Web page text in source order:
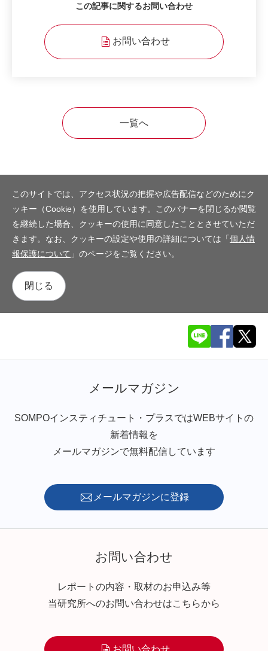
この記事に関するお問い合わせ
お問い合わせ
一覧へ
このサイトでは、アクセス状況の把握や広告配信などのためにク
ッキー（Cookie）を使用しています。このバナーを閉じるか閲覧
を継続した場合、クッキーの使用に同意したこととさせていただ
きます。なお、クッキーの設定や使用の詳細については「 個人情
報保護について 」のページをご覧ください。
閉じる
メールマガジン
SOMPOインスティチュート・プラスではWEBサイトの
新着情報を
メールマガジンで無料配信しています
メールマガジンに登録
お問い合わせ
レポートの内容・取材のお申込み等
当研究所へのお問い合わせはこちらから